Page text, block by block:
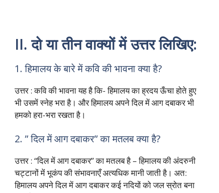
II. दो या तीन वाक्यों में उत्तर लिखिए:
1. हिमालय के बारे में कवि की भावना क्या है?
उत्तर : कवि की भावना यह है कि- हिमालय का ह्रदय ऊँचा होते हुए
भी उसमें स्नेह भरा है। और हिमालय अपने दिल में आग दबाकर भी
हमको हरा-भरा रखता है।
2. ” दिल में आग दबाकर” का मतलब क्या है?
उत्तर : “दिल में आग दबाकर” का मतलब है – हिमालय की अंदरुनी
चट्टानों में भूकंप की संभावनाएँ अत्यधिक मानी जाती है। अत:
हिमालय अपने दिल में आग दबाकर कई नदियों को जल स्रोत बना